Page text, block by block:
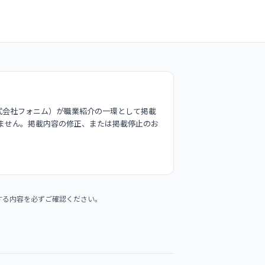
社フォニム）が職業紹介の一環として掲載
ん。掲載内容の修正、または掲載停止のお
内容を必ずご確認ください。